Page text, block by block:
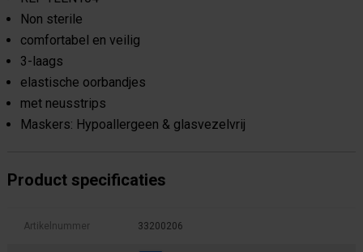
Non sterile
comfortabel en veilig
3-laags
elastische oorbandjes
met neusstrips
Maskers: Hypoallergeen & glasvezelvrij
Product specificaties
Artikelnummer 33200206